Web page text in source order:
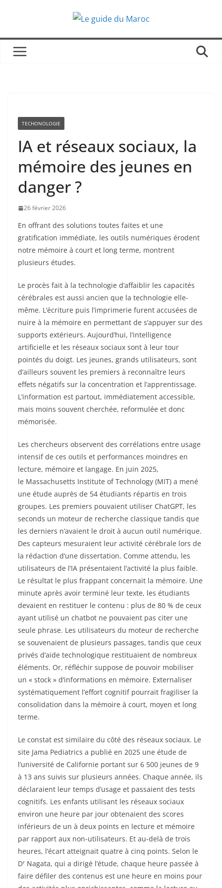
TECHONOLOGIE
IA et réseaux sociaux, la
mémoire des jeunes en
danger ?
26 février 2026
En offrant des solutions toutes faites et une
gratification immédiate, les outils numériques érodent
notre mémoire à court et long terme, montrent
plusieurs études.
Le procès fait à la technologie d’affaiblir les capacités
cérébrales est aussi ancien que la technologie elle-
même. L’écriture puis l’imprimerie furent accusées de
nuire à la mémoire en permettant de s’appuyer sur des
supports extérieurs. Aujourd’hui, l’intelligence
artificielle et les réseaux sociaux sont à leur tour
pointés du doigt. Les jeunes, grands utilisateurs, sont
d’ailleurs souvent les premiers à reconnaître leurs
effets négatifs sur la concentration et l’apprentissage.
L’information est partout, immédiatement accessible,
mais moins souvent cherchée, reformulée et donc
mémorisée.
Les chercheurs observent des corrélations entre usage
intensif de ces outils et performances moindres en
lecture, mémoire et langage. En juin 2025,
le Massachusetts Institute of Technology (MIT) a mené
une étude auprès de 54 étudiants répartis en trois
groupes. Les premiers pouvaient utiliser ChatGPT, les
seconds un moteur de recherche classique tandis que
les derniers n’avaient le droit à aucun outil numérique.
Des capteurs mesuraient leur activité cérébrale lors de
la rédaction d’une dissertation. Comme attendu, les
utilisateurs de l’IA présentaient l’activité la plus faible.
Le résultat le plus frappant concernait la mémoire. Une
minute après avoir terminé leur texte, les étudiants
devaient en restituer le contenu : plus de 80 % de ceux
ayant utilisé un chatbot ne pouvaient pas citer une
seule phrase. Les utilisateurs du moteur de recherche
se souvenaient de plusieurs passages, tandis que ceux
privés d’aide technologique restituaient de nombreux
éléments. Or, réfléchir suppose de pouvoir mobiliser
un « stock » d’informations en mémoire. Externaliser
systématiquement l’effort cognitif pourrait fragiliser la
consolidation dans la mémoire à court, moyen et long
terme.
Le constat est similaire du côté des réseaux sociaux. Le
site Jama Pediatrics a publié en 2025 une étude de
l’université de Californie portant sur 6 500 jeunes de 9
à 13 ans suivis sur plusieurs années. Chaque année, ils
déclaraient leur temps d’usage et passaient des tests
cognitifs. Les enfants utilisant les réseaux sociaux
environ une heure par jour obtenaient des scores
inférieurs de un à deux points en lecture et mémoire
par rapport aux non-utilisateurs. Et au-delà de trois
heures, l’écart atteignait quatre à cinq points. Selon le
Dr Nagata, qui a dirigé l’étude, chaque heure passée à
faire défiler des contenus est une heure en moins pour